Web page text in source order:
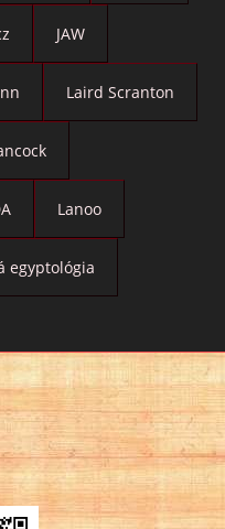
JAW
Laird Scranton
Lanoo
egyptológia